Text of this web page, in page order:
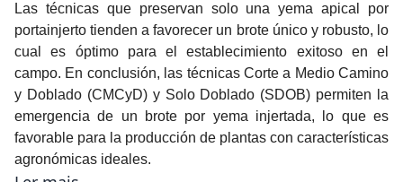
Las técnicas que preservan solo una yema apical por
portainjerto tienden a favorecer un brote único y robusto, lo
cual es óptimo para el establecimiento exitoso en el
campo. En conclusión, las técnicas Corte a Medio Camino
y Doblado (CMCyD) y Solo Doblado (SDOB) permiten la
emergencia de un brote por yema injertada, lo que es
favorable para la producción de plantas con características
agronómicas ideales.